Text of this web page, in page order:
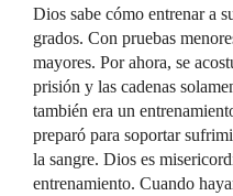
Dios sabe cómo entrenar a
grados. Con pruebas
mayores. Por ahora, se
prisión y las cadenas
también era un
preparó para soportar
la sangre. Dios es
entrenamiento. Cuando